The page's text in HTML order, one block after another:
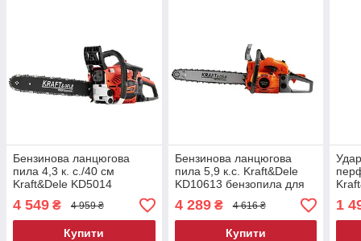
Бензинова ланцюгова
пила 4,3 к. с./40 см
Kraft&Dele KD5014
4 549 ₴ 4 959 ₴
Купити
Бензинова ланцюгова
пила 5,9 к.с. Kraft&Dele
KD10613 бензопила для
4 289₴ 4 616 ₴
Купити
1